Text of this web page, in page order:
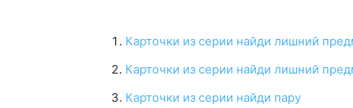
Карточки из серии найди лишний
Карточки из серии найди лишний
Карточки из серии найди пару